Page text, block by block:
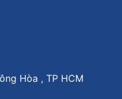
Hòa , TP HCM